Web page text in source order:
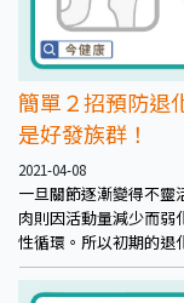
簡單２招預防
是好發族群！
2021-04-08
一旦關節逐漸變得不靈
肉則因活動量減少而弱
性循環。所以初期的退
間，等到了60歲時才
問題時就應積極保養